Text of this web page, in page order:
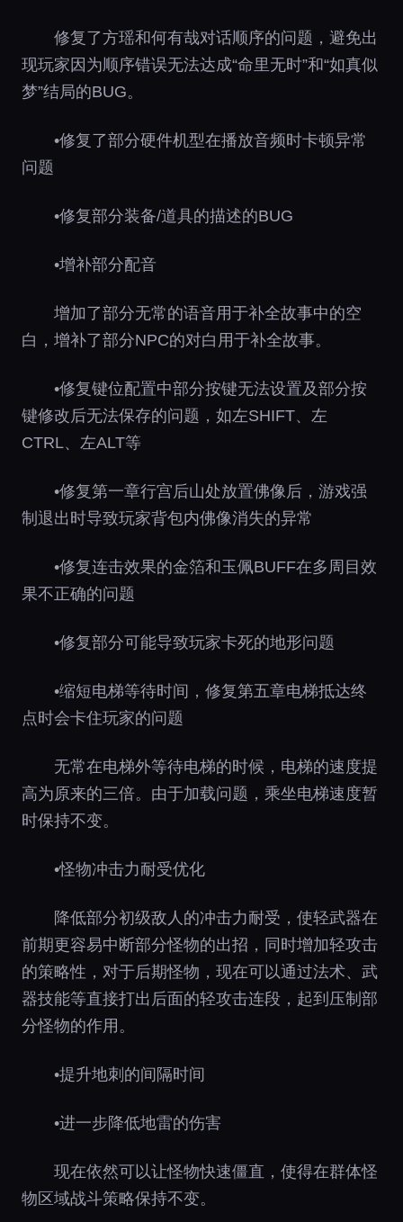
修复了方瑶和何有哉对话顺序的问题，避免出
现玩家因为顺序错误无法达成“命里无时”和“如真似
梦”结局的BUG。
•修复了部分硬件机型在播放音频时卡顿异常
问题
•修复部分装备/道具的描述的BUG
•增补部分配音
增加了部分无常的语音用于补全故事中的空
白，增补了部分NPC的对白用于补全故事。
•修复键位配置中部分按键无法设置及部分按
键修改后无法保存的问题，如左SHIFT、左
CTRL、左ALT等
•修复第一章行宫后山处放置佛像后，游戏强
制退出时导致玩家背包内佛像消失的异常
•修复连击效果的金箔和玉佩BUFF在多周目效
果不正确的问题
•修复部分可能导致玩家卡死的地形问题
•缩短电梯等待时间，修复第五章电梯抵达终
点时会卡住玩家的问题
无常在电梯外等待电梯的时候，电梯的速度提
高为原来的三倍。由于加载问题，乘坐电梯速度暂
时保持不变。
•怪物冲击力耐受优化
降低部分初级敌人的冲击力耐受，使轻武器在
前期更容易中断部分怪物的出招，同时增加轻攻击
的策略性，对于后期怪物，现在可以通过法术、武
器技能等直接打出后面的轻攻击连段，起到压制部
分怪物的作用。
•提升地刺的间隔时间
•进一步降低地雷的伤害
现在依然可以让怪物快速僵直，使得在群体怪
物区域战斗策略保持不变。